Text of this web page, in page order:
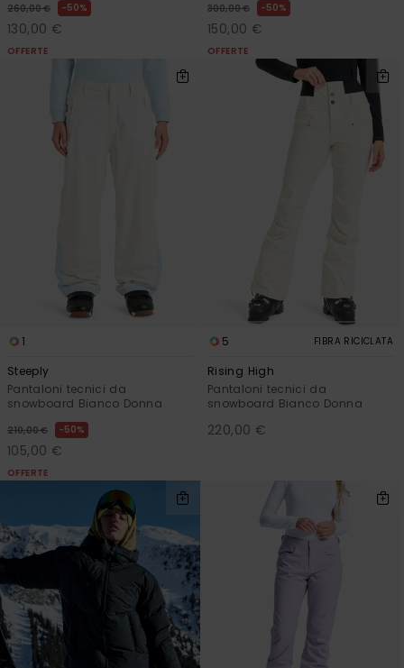
260,00 € 50%
130,00 €
OFFERTE
300,00 € 50%
150,00 €
OFFERTE
1
Steeply
Pantaloni tecnici da
snowboard Bianco Donna
210,00 € 50%
105,00 €
OFFERTE
5 FIBRA RICICLATA
Rising High
Pantaloni tecnici da
snowboard Bianco Donna
220,00 €